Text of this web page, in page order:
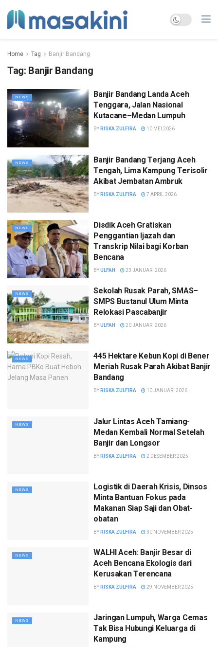
Home Tag Banjir Bandang
Tag: Banjir Bandang
NEWS
Banjir Bandang Landa Aceh
Tenggara, Jalan Nasional
Kutacane–Medan Lumpuh
BY RISKA ZULFIRA 10 MEI 2026
NEWS
Banjir Bandang Terjang Aceh
Tengah, Lima Kampung Terisolir
Akibat Jembatan Ambruk
BY RISKA ZULFIRA 7 APRIL 2026
NEWS
Disdik Aceh Gratiskan
Penggantian Ijazah dan
Transkrip Nilai bagi Korban
Bencana
BYULFAH 23 JANUARI 2026
NEWS
Sekolah Rusak Parah, SMAS–
SMPS Bustanul Ulum Minta
Relokasi Pascabanjir
BYULFAH 20 JANUARI 2026
NEWS
445 Hektare Kebun Kopi di Bener
Meriah Rusak Parah Akibat Banjir
Bandang
BY RISKA ZULFIRA 10 JANUARI 2026
NEWS
Jalur Lintas Aceh Tamiang-
Medan Kembali Normal Setelah
Banjir dan Longsor
BY RISKA ZULFIRA 2 DESEMBER 2025
NEWS
Logistik di Daerah Krisis, Dinsos
Minta Bantuan Fokus pada
Makanan Siap Saji dan Obat-
obatan
BY RISKA ZULFIRA 30 NOVEMBER 2025
NEWS
WALHI Aceh: Banjir Besar di
Aceh Bencana Ekologis dari
Kerusakan Terencana
BY RISKA ZULFIRA 29 NOVEMBER 2025
NEWS
Jaringan Lumpuh, Warga Cemas
Tak Bisa Hubungi Keluarga di
Kampung